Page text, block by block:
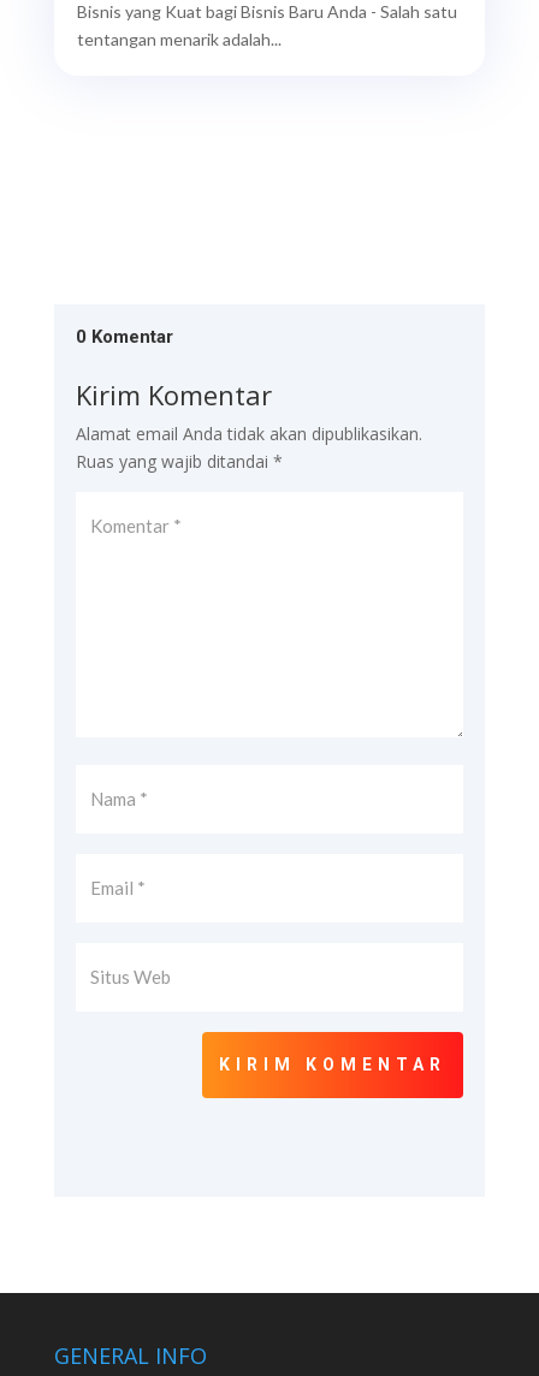
Bisnis yang Kuat bagi Bisnis Baru Anda - Salah satu
tentangan menarik adalah...
0 Komentar
Kirim Komentar
Alamat email Anda tidak akan dipublikasikan.
Ruas yang wajib ditandai *
KIRIM KOMENTAR
GENERAL INFO